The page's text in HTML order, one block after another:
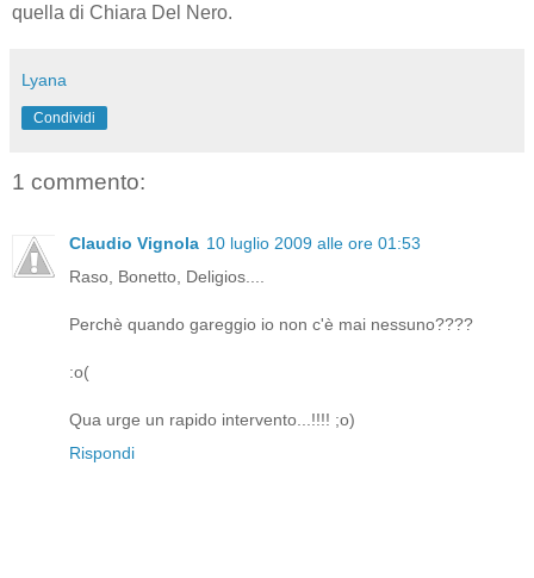
quella di Chiara Del Nero.
Lyana
Condividi
1 commento:
Claudio Vignola 10 luglio 2009 alle ore 01:53
Raso, Bonetto, Deligios....
Perchè quando gareggio io non c'è mai nessuno????
:o(
Qua urge un rapido intervento...!!!! ;o)
Rispondi